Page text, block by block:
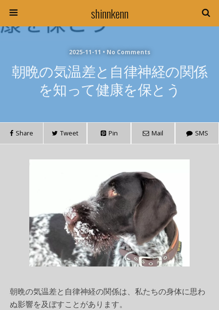
shinnkenn
2025-11-11 • No Comments
朝晩の気温差と自律神経の関係
を知って健康を保とう
Share Tweet Pin Mail SMS
朝晩の気温差と自律神経の関係は、私たちの身体に思わ
ぬ影響を及ぼすことがあります。